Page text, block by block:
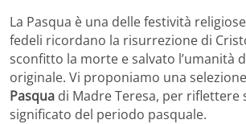
La Pasqua è una delle festività
fedeli ricordano la risurrezione di
sconfitto la morte e salvato l’umanità
originale. Vi proponiamo una
Pasqua di Madre Teresa, per riflettere
significato del periodo pasquale.